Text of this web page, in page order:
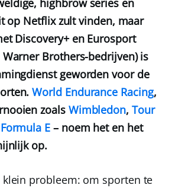
highbrow series en
op Netflix zult vinden, maar
Discovery+ en Eurosport
Brothers-bedrijven) is
geworden voor de
World Endurance Racing,
zoals Wimbledon, Tour
Formula E – noem het en het
op.
probleem: om sporten te